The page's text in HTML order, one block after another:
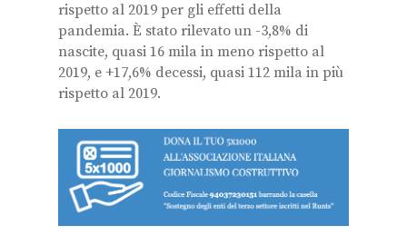
rispetto al 2019 per gli effetti della
pandemia. È stato rilevato un -3,8% di
nascite, quasi 16 mila in meno rispetto al
2019, e +17,6% decessi, quasi 112 mila in più
rispetto al 2019.